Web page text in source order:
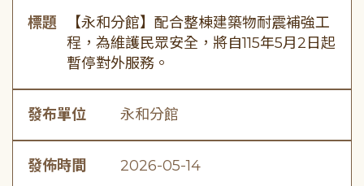
標題
【永和分館】配合整棟建築物耐震補強工
程，為維護民眾安全，將自115年5月2日起
暫停對外服務。
發布單位 永和分館
發佈時間 2026-05-14